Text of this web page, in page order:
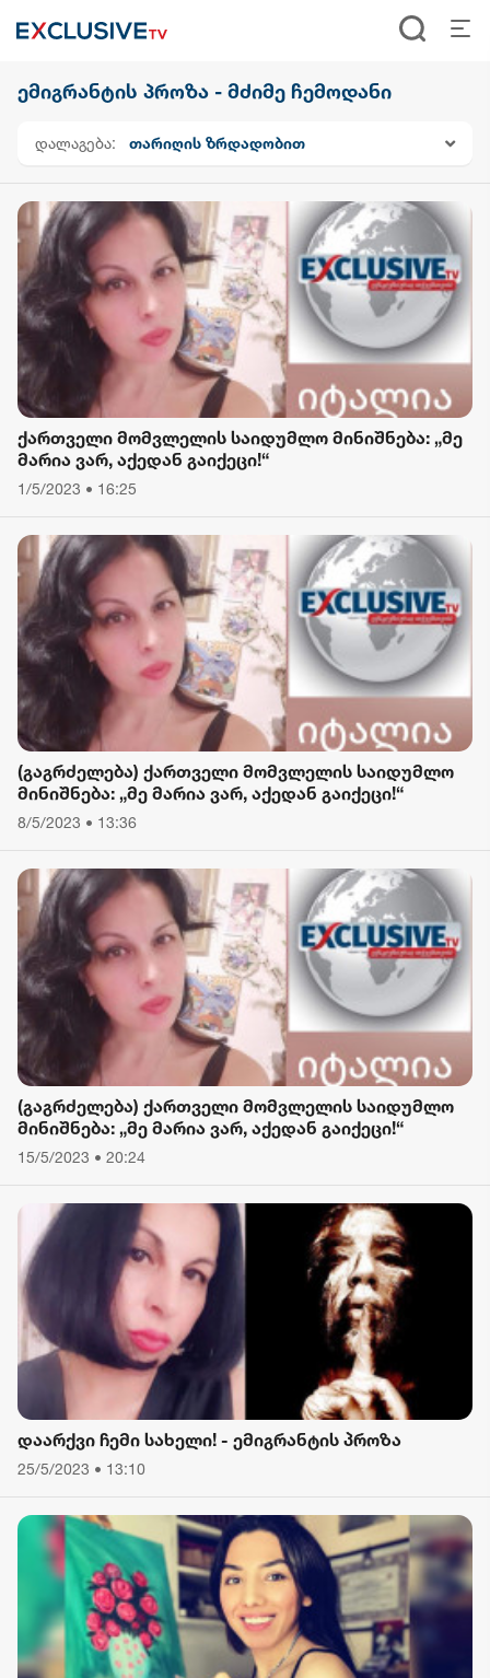
ემიგრანტის პროზა - მძიმე ჩემოდანი
დალაგება: თარიღის ზრდადობით
ქართველი მომვლელის საიდუმლო მინიშნება: „მე
მარია ვარ, აქედან გაიქეცი!“
1/5/2023 • 16:25
(გაგრძელება) ქართველი მომვლელის საიდუმლო
მინიშნება: „მე მარია ვარ, აქედან გაიქეცი!“
8/5/2023 • 13:36
(გაგრძელება) ქართველი მომვლელის საიდუმლო
მინიშნება: „მე მარია ვარ, აქედან გაიქეცი!“
15/5/2023 • 20:24
დაარქვი ჩემი სახელი! - ემიგრანტის პროზა
25/5/2023 • 13:10